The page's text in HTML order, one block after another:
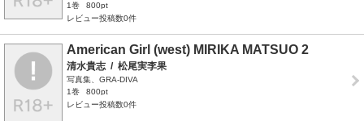
1巻
800pt
レビュー投稿数0件
American Girl (west) MIRIKA MATSUO 2
清水貴志 / 松尾実李果
写真集、GRA-DIVA
1巻
800pt
レビュー投稿数0件